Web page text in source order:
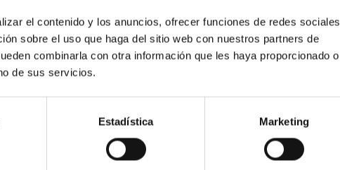
el contenido y los anuncios, ofrecer funciones de redes sociales
sobre el uso que haga del sitio web con nuestros partners de
combinarla con otra información que les haya proporcionado o
de sus servicios.
Estadística Marketing
compraron: